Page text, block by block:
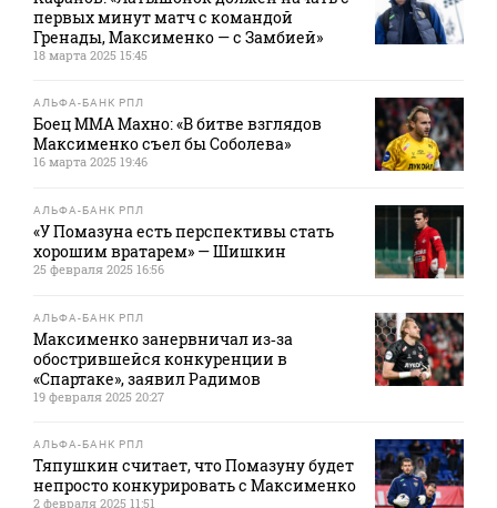
первых минут матч с командой
Гренады, Максименко — с Замбией»
18 марта 2025 15:45
АЛЬФА-БАНК РПЛ
Боец ММА Махно: «В битве взглядов
Максименко съел бы Соболева»
16 марта 2025 19:46
АЛЬФА-БАНК РПЛ
«У Помазуна есть перспективы стать
хорошим вратарем» — Шишкин
25 февраля 2025 16:56
АЛЬФА-БАНК РПЛ
Максименко занервничал из‑за
обострившейся конкуренции в
«Спартаке», заявил Радимов
19 февраля 2025 20:27
АЛЬФА-БАНК РПЛ
Тяпушкин считает, что Помазуну будет
непросто конкурировать с Максименко
2 февраля 2025 11:51